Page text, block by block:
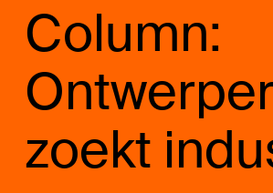
Column:
Ontwerper
zoekt